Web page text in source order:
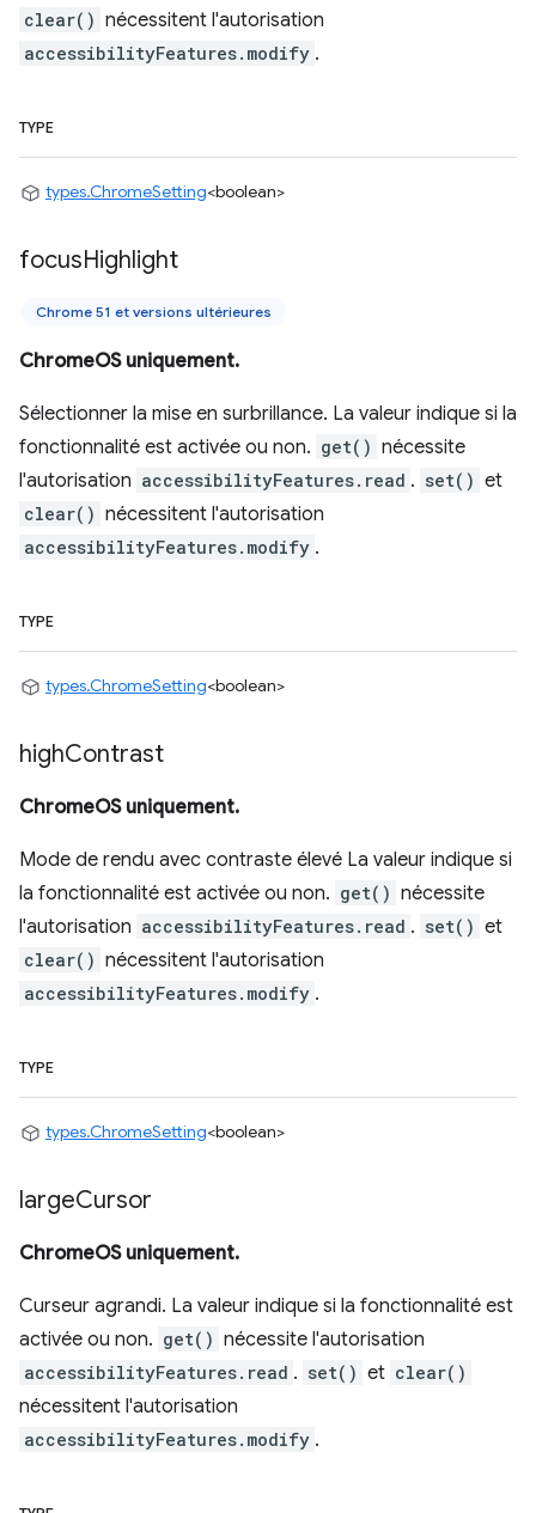
clear() nécessitent l'autorisation
accessibilityFeatures.modify .
TYPE
types.ChromeSetting<boolean>
focusHighlight
Chrome 51 et versions ultérieures
ChromeOS uniquement.
Sélectionner la mise en surbrillance. La valeur indique si la
fonctionnalité est activée ou non. get() nécessite
l'autorisation accessibilityFeatures.read . set() et
clear() nécessitent l'autorisation
accessibilityFeatures.modify .
TYPE
types.ChromeSetting<boolean>
highContrast
ChromeOS uniquement.
Mode de rendu avec contraste élevé La valeur indique si
la fonctionnalité est activée ou non. get() nécessite
l'autorisation accessibilityFeatures.read . set() et
clear() nécessitent l'autorisation
accessibilityFeatures.modify .
TYPE
types.ChromeSetting<boolean>
largeCursor
ChromeOS uniquement.
Curseur agrandi. La valeur indique si la fonctionnalité est
activée ou non. get() nécessite l'autorisation
accessibilityFeatures.read . set() et clear()
nécessitent l'autorisation
accessibilityFeatures.modify .